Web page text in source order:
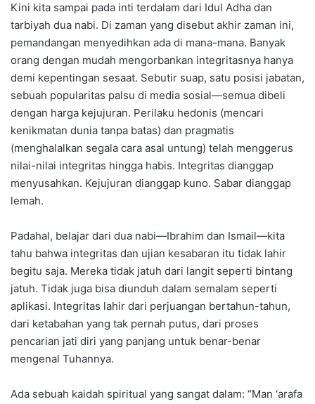
Kini kita sampai pada inti terdalam dari Idul Adha dan
tarbiyah dua nabi. Di zaman yang disebut akhir zaman ini,
pemandangan menyedihkan ada di mana-mana. Banyak
orang dengan mudah mengorbankan integritasnya hanya
demi kepentingan sesaat. Sebutir suap, satu posisi jabatan,
sebuah popularitas palsu di media sosial—semua dibeli
dengan harga kejujuran. Perilaku hedonis (mencari
kenikmatan dunia tanpa batas) dan pragmatis
(menghalalkan segala cara asal untung) telah menggerus
nilai-nilai integritas hingga habis. Integritas dianggap
menyusahkan. Kejujuran dianggap kuno. Sabar dianggap
lemah.
Padahal, belajar dari dua nabi—Ibrahim dan Ismail—kita
tahu bahwa integritas dan ujian kesabaran itu tidak lahir
begitu saja. Mereka tidak jatuh dari langit seperti bintang
jatuh. Tidak juga bisa diunduh dalam semalam seperti
aplikasi. Integritas lahir dari perjuangan bertahun-tahun,
dari ketabahan yang tak pernah putus, dari proses
pencarian jati diri yang panjang untuk benar-benar
mengenal Tuhannya.
Ada sebuah kaidah spiritual yang sangat dalam: “Man ‘arafa